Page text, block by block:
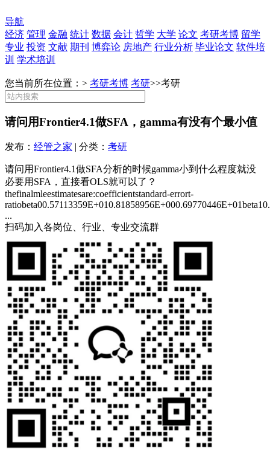
导航
经济 管理 金融 统计 数据 会计 哲学 大学 论文 考研考博 留学
专业 投资 文献 期刊 博弈论 房地产 行业分析 毕业论文 软件培
训 学术培训
您当前所在位置：> 考研考博 考研>>考研
请问用Frontier4.1做SFA，gamma有没有个最小值
发布： 经管之家 | 分类： 考研
请问用Frontier4.1做SFA分析的时候gamma小到什么程度就没
必要用SFA，直接看OLS就可以了？
thefinalmleestimatesare:coefficientstandard-errort-
...
扫码加入各岗位、行业、专业交流群